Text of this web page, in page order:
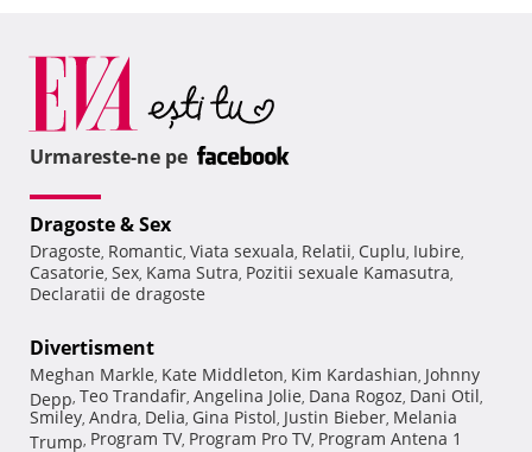
Urmareste-ne pe
Dragoste & Sex
Dragoste, Romantic, Viata sexuala, Relatii, Cuplu, Iubire,
Casatorie, Sex, Kama Sutra, Pozitii sexuale Kamasutra,
Declaratii de dragoste
Divertisment
Meghan Markle, Kate Middleton, Kim Kardashian, Johnny
Depp, Teo Trandafir, Angelina Jolie, Dana Rogoz, Dani Otil,
Smiley, Andra, Delia, Gina Pistol, Justin Bieber, Melania
Trump, Program TV, Program Pro TV, Program Antena 1